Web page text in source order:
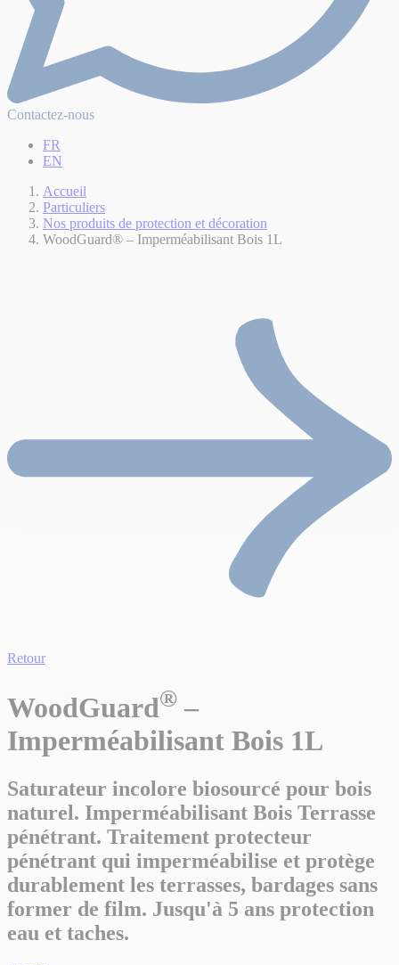
Contactez-nous
FR
EN
Accueil
Particuliers
Nos produits de protection et décoration
WoodGuard® – Imperméabilisant Bois 1L
Retour
WoodGuard® –
Imperméabilisant Bois 1L
Saturateur incolore biosourcé pour bois
naturel. Imperméabilisant Bois Terrasse
pénétrant. Traitement protecteur
pénétrant qui imperméabilise et protège
durablement les terrasses, bardages sans
former de film. Jusqu'à 5 ans protection
eau et taches.